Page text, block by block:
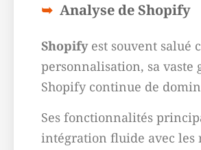
Analyse de Shopify
Shopifyest souvent salué
personnalisation, sa vaste
Shopify continue de
Ses fonctionnalités
intégration fluide avec les